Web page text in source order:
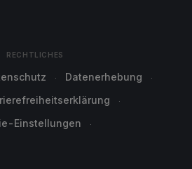
RECHTLICHES
Datenerhebung
Einstellungen